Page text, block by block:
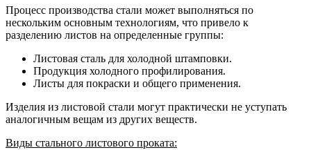
Процесс производства стали может выполняться по
нескольким основным технологиям, что привело к
разделению листов на определенные группы:
Листовая сталь для холодной штамповки.
Продукция холодного профилирования.
Листы для покраски и общего применения.
Изделия из листовой стали могут практически не уступать
аналогичным вещам из других веществ.
Виды стального листового проката: